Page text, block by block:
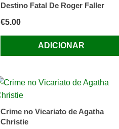
Destino Fatal De Roger Faller
€5.00
ADICIONAR
Crime no Vicariato de Agatha
Christie